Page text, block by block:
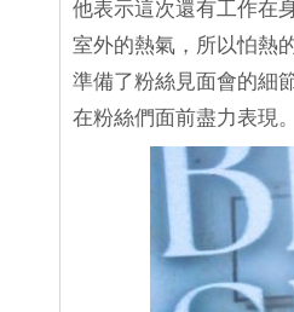
他表示這次還有工作在
室外的熱氣，所以怕熱
準備了粉絲見面會的細
在粉絲們面前盡力表現。